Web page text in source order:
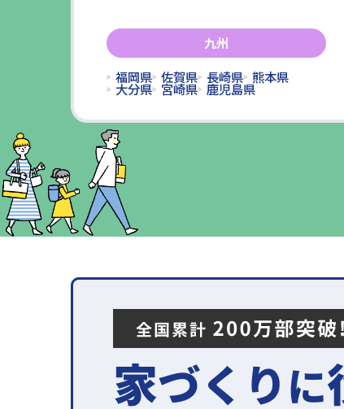
九州
福岡県 佐賀県 長崎県 熊本県
大分県 宮崎県 鹿児島県